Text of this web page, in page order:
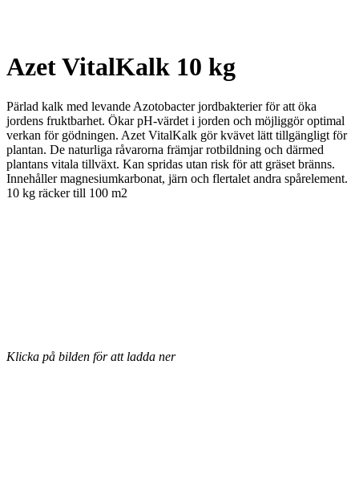
Azet VitalKalk 10 kg
Pärlad kalk med levande Azotobacter jordbakterier för att öka
jordens fruktbarhet. Ökar pH-värdet i jorden och möjliggör optimal
verkan för gödningen. Azet VitalKalk gör kvävet lätt tillgängligt för
plantan. De naturliga råvarorna främjar rotbildning och därmed
plantans vitala tillväxt. Kan spridas utan risk för att gräset bränns.
Innehåller magnesiumkarbonat, järn och flertalet andra spårelement.
10 kg räcker till 100 m2
Klicka på bilden för att ladda ner